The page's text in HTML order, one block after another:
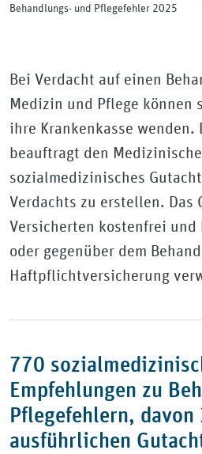
Behandlungs- und Pflegefehler 2025
Bei Verdacht auf einen
Medizin und Pflege können
ihre Krankenkasse wenden.
beauftragt den
sozialmedizinisches
Verdachts zu erstellen. Das
Versicherten kostenfrei und
oder gegenüber dem
Haftpflichtversicherung
770
Empfehlungen zu
Pflegefehlern,
ausführlichen